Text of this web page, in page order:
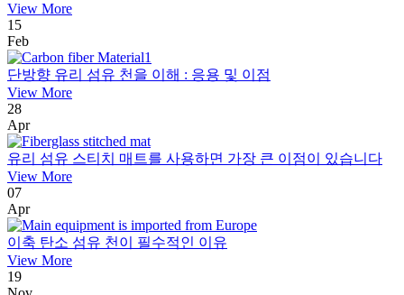
View More
15
Feb
단방향 유리 섬유 천을 이해 : 응용 및 이점
View More
28
Apr
유리 섬유 스티치 매트를 사용하면 가장 큰 이점이 있습니다
View More
07
Apr
이축 탄소 섬유 천이 필수적인 이유
View More
19